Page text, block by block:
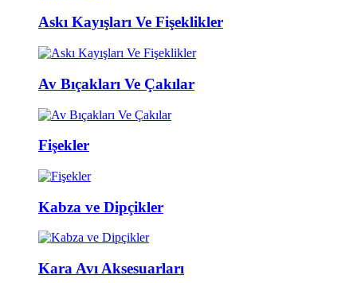
Askı Kayışları Ve Fişeklikler
Av Bıçakları Ve Çakılar
Fişekler
Kabza ve Dipçikler
Kara Avı Aksesuarları